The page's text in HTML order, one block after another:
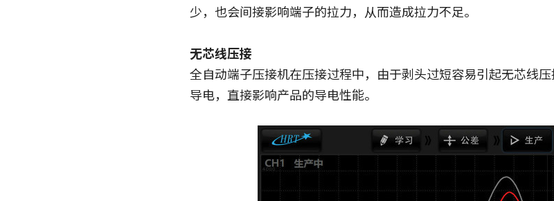
少，也会间接影响端子的拉力，从而造成拉力不足。
无芯线压接
全自动端子压接机在压接过程中，由于剥头过短容易引起无芯线
导电，直接影响产品的导电性能。